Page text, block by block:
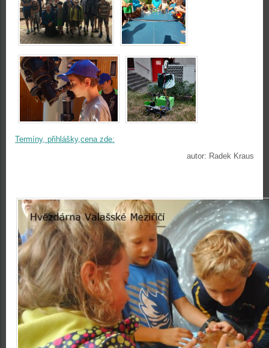
Termíny, přihlášky,cena zde:
autor: Radek Kraus